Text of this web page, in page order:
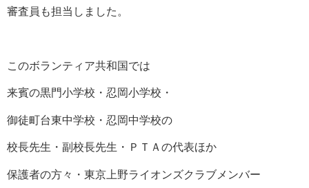
審査員も担当しました。
このボランティア共和国では
来賓の黒門小学校・忍岡小学校・
御徒町台東中学校・忍岡中学校の
校長先生・副校長先生・ＰＴＡの代表ほか
保護者の方々・東京上野ライオンズクラブメンバー